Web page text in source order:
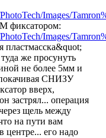
Images/
фиксатором:
Images/
пластмасска&quot;
же просунуть
не более 5мм и
СНИЗУ
вверх,
застрял... операция
щель между
на пути вам
центре... его надо